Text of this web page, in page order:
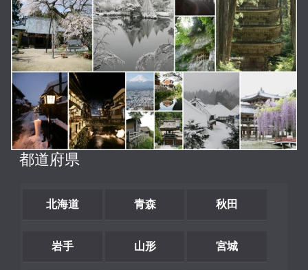
都道府県
北海道 青森 秋田
岩手 山形 宮城